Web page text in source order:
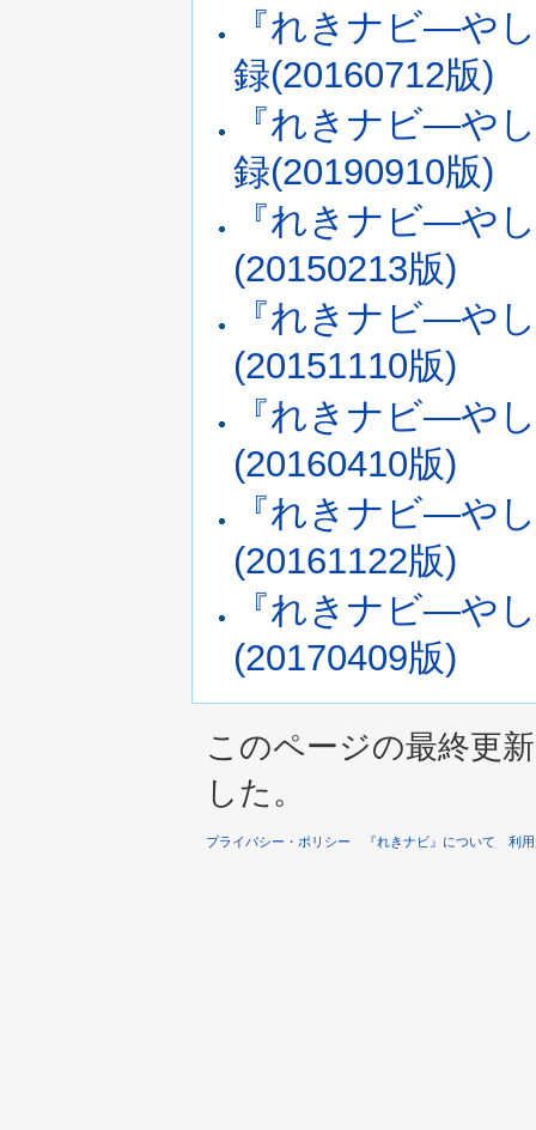
『れきナビ―や
録(20160712版)
『れきナビ―や
録(20190910版)
『れきナビ―や
(20150213版)
『れきナビ―や
(20151110版)
『れきナビ―や
(20160410版)
『れきナビ―や
(20161122版)
『れきナビ―や
(20170409版)
このページの最終更
した。
プライバシー・ポリシー 『れきナビ』について 利